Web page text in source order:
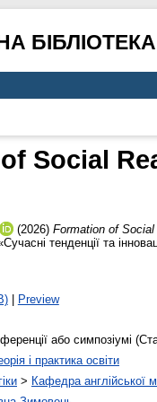
Social
(2026) Formation of
тенденції та
| Preview
або симпозіумі
і практика освіти
> Кафедра англійської